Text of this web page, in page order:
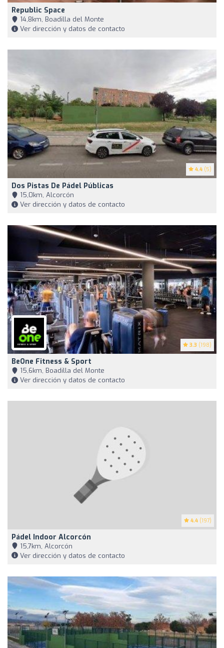
Republic Space
14,8km, Boadilla del Monte
Ver dirección y datos de contacto
4.4 (5)
Dos Pistas De Pádel Públicas
15,0km, Alcorcón
Ver dirección y datos de contacto
3.3 (198)
BeOne Fitness & Sport
15,6km, Boadilla del Monte
Ver dirección y datos de contacto
4.4 (197)
Pádel Indoor Alcorcón
15,7km, Alcorcón
Ver dirección y datos de contacto